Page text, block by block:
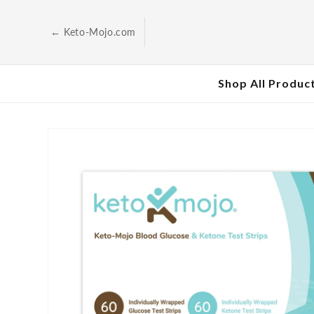
← Keto-Mojo.com
Shop All